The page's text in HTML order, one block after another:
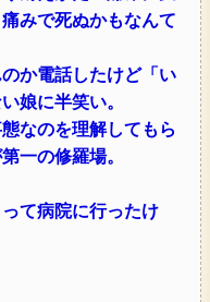
みで死ぬかもなんて
か電話したけど「い
娘に半笑い。
なのを理解してもら
一の修羅場。
て病院に行ったけ